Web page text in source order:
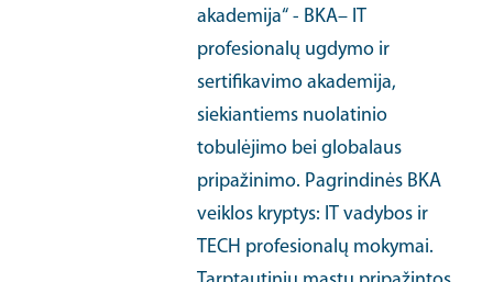
akademija“ - BKA– IT
profesionalų ugdymo ir
sertifikavimo akademija,
siekiantiems nuolatinio
tobulėjimo bei globalaus
pripažinimo. Pagrindinės BKA
veiklos kryptys: IT vadybos ir
TECH profesionalų mokymai.